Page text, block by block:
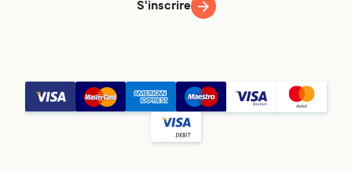
S'inscrire